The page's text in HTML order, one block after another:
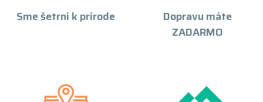
Sme šetrní k prírode
Dopravu máte
ZADARMO